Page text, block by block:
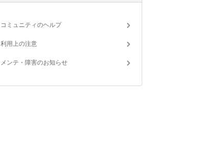
コミュニティのヘルプ
利用上の注意
メンテ・障害のお知らせ